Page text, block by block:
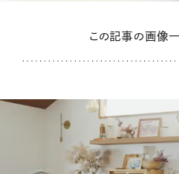
この記事の画像一